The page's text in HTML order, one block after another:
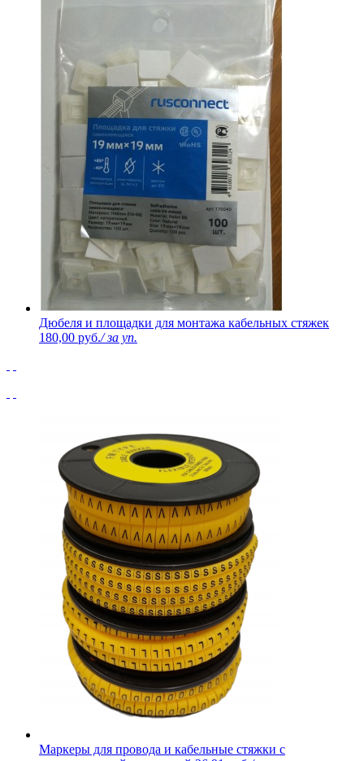
Дюбеля и площадки для монтажа кабельных стяжек
180,00 руб./ за уп.
Маркеры для провода и кабельные стяжки с